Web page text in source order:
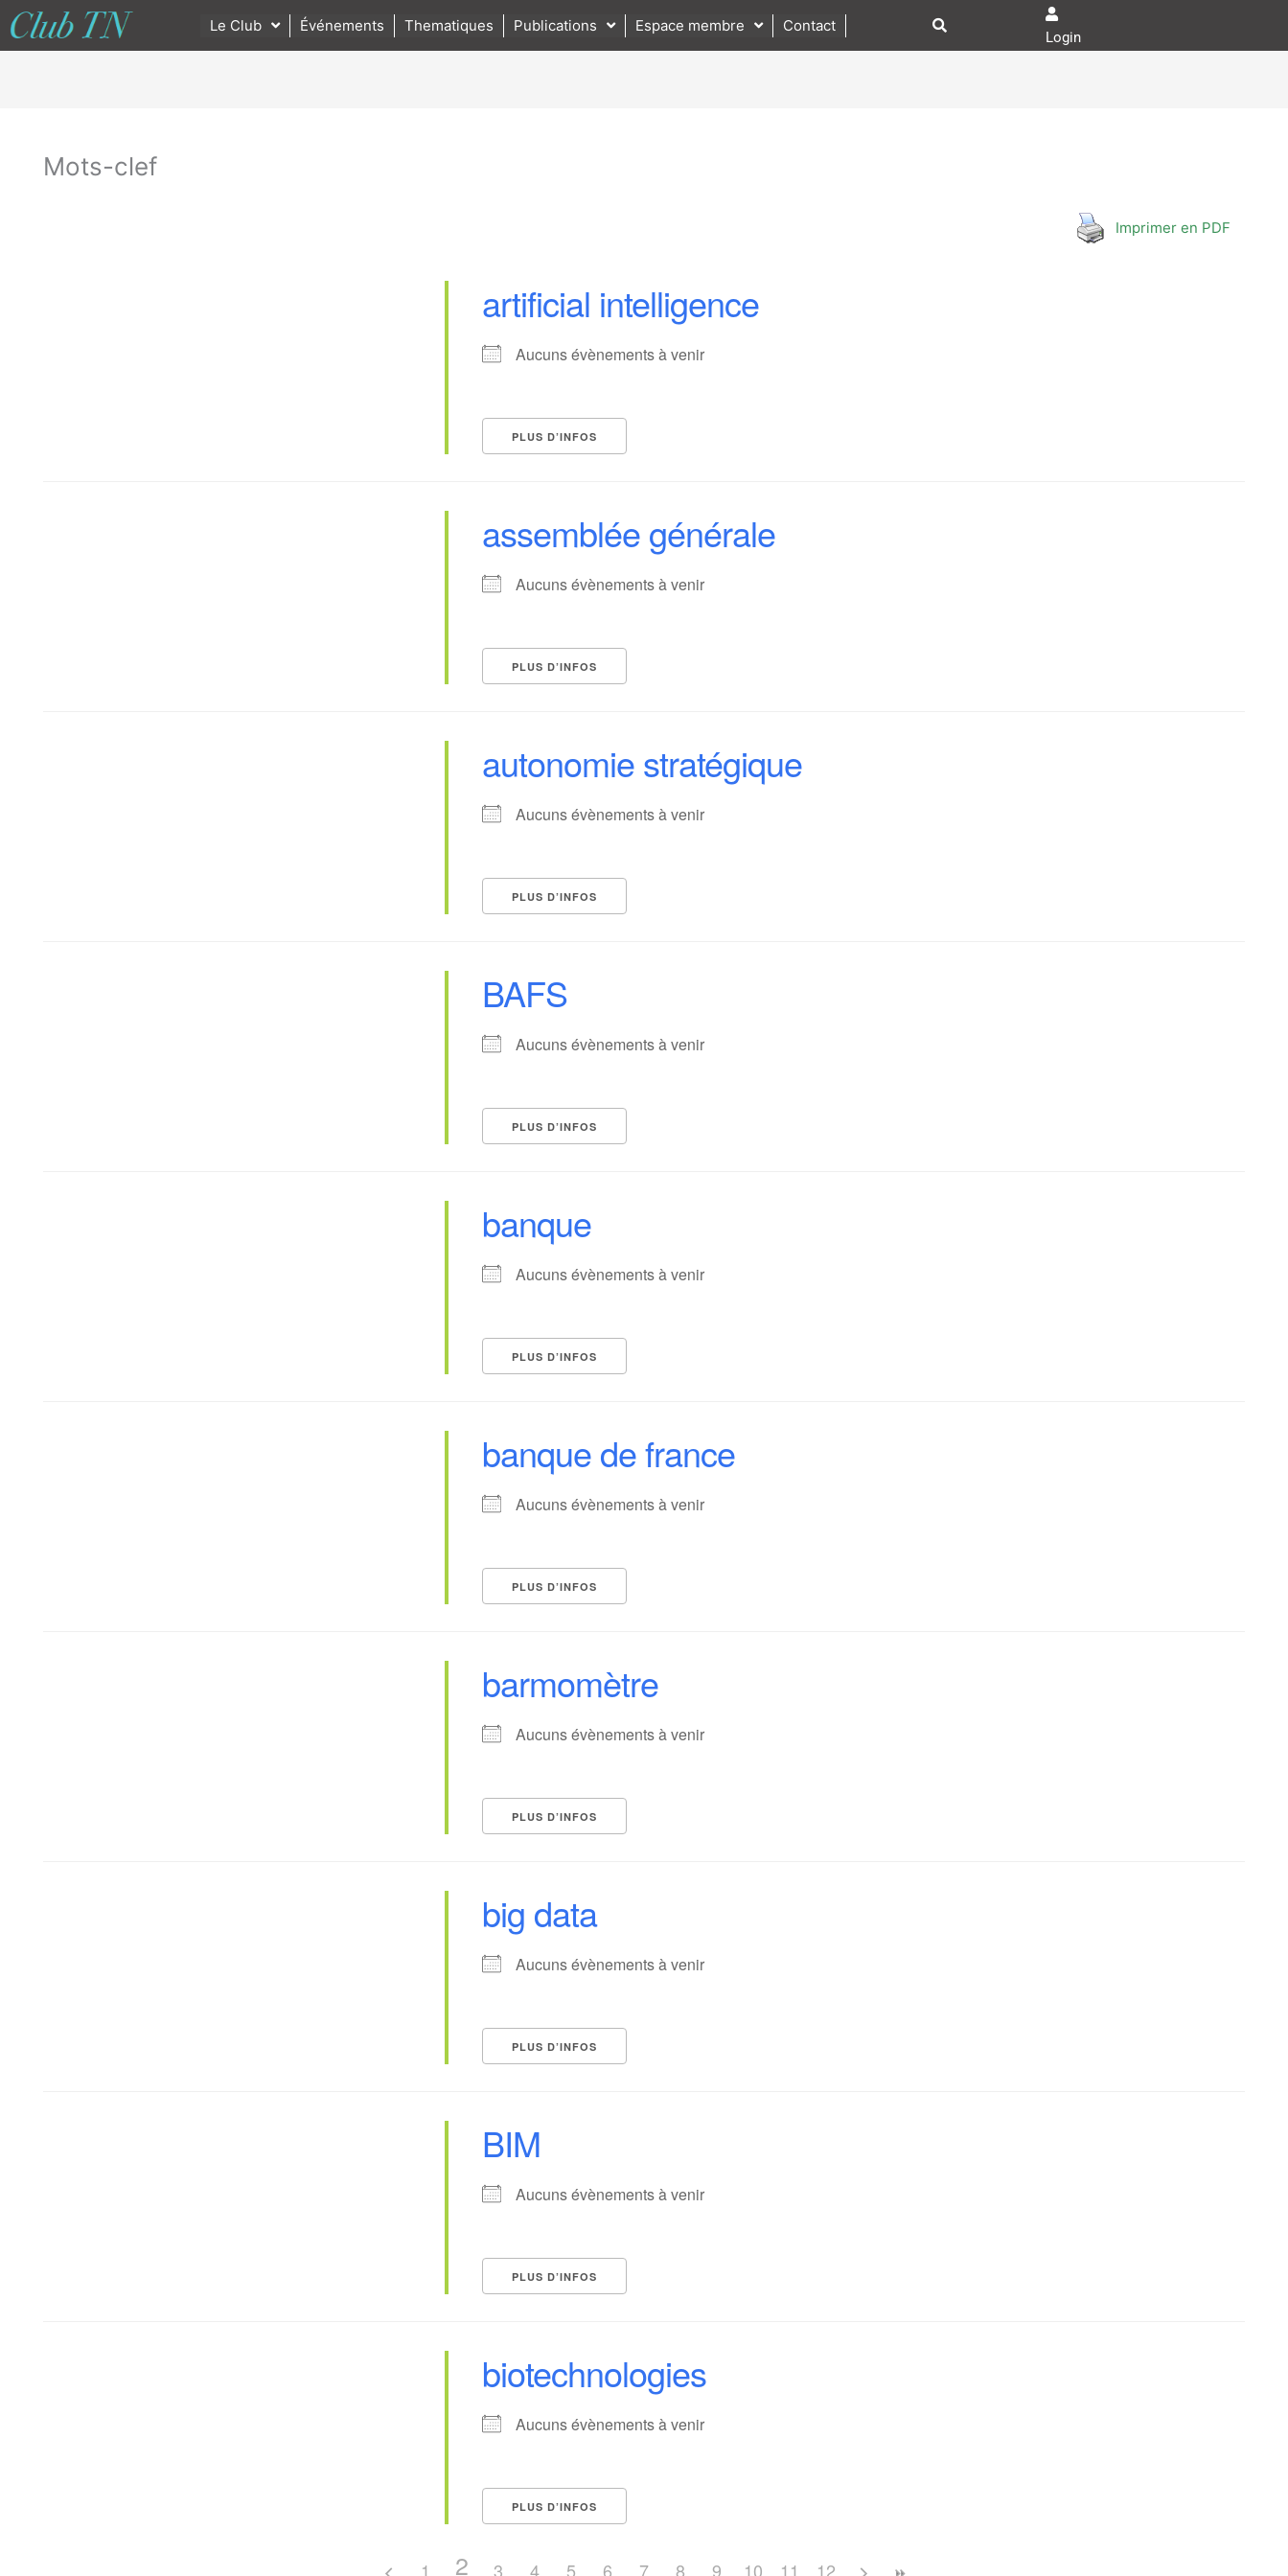
Le Club Événements Thematiques Publications Espace membre Contact
Login
Mots-clef
Imprimer en PDF
artificial intelligence
Aucuns évènements à venir
PLUS D’INFOS
assemblée générale
Aucuns évènements à venir
PLUS D’INFOS
autonomie stratégique
Aucuns évènements à venir
PLUS D’INFOS
BAFS
Aucuns évènements à venir
PLUS D’INFOS
banque
Aucuns évènements à venir
PLUS D’INFOS
banque de france
Aucuns évènements à venir
PLUS D’INFOS
barmomètre
Aucuns évènements à venir
PLUS D’INFOS
big data
Aucuns évènements à venir
PLUS D’INFOS
BIM
Aucuns évènements à venir
PLUS D’INFOS
biotechnologies
Aucuns évènements à venir
PLUS D’INFOS
1 2 3 4 5 6 7 8 9 10 11 12